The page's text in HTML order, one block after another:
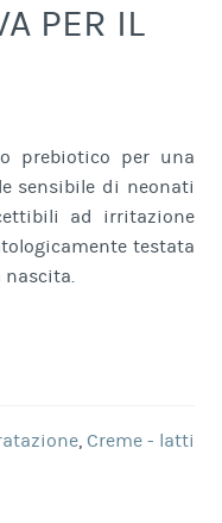
PER IL
prebiotico per una
sensibile di neonati
ad irritazione
testata
nascita.
, Creme - latti